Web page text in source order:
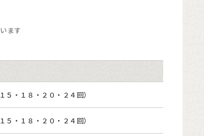
ます
・１８・２０・２４回）
・１８・２０・２４回）